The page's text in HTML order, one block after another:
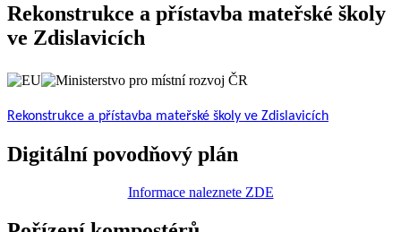
Rekonstrukce a přístavba mateřské školy
ve Zdislavicích
Rekonstrukce a přístavba mateřské školy ve Zdislavicích
Digitální povodňový plán
Informace naleznete ZDE